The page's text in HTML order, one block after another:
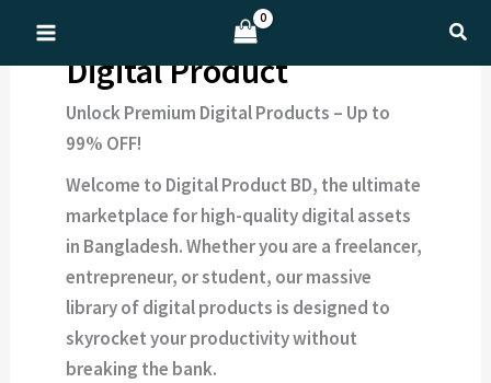
Digital Product
Unlock Premium Digital Products – Up to
99% OFF!
Welcome to Digital Product BD, the ultimate
marketplace for high-quality digital assets
in Bangladesh. Whether you are a freelancer,
entrepreneur, or student, our massive
library ofdigital products is designed to
skyrocket your productivity without
breaking the bank.